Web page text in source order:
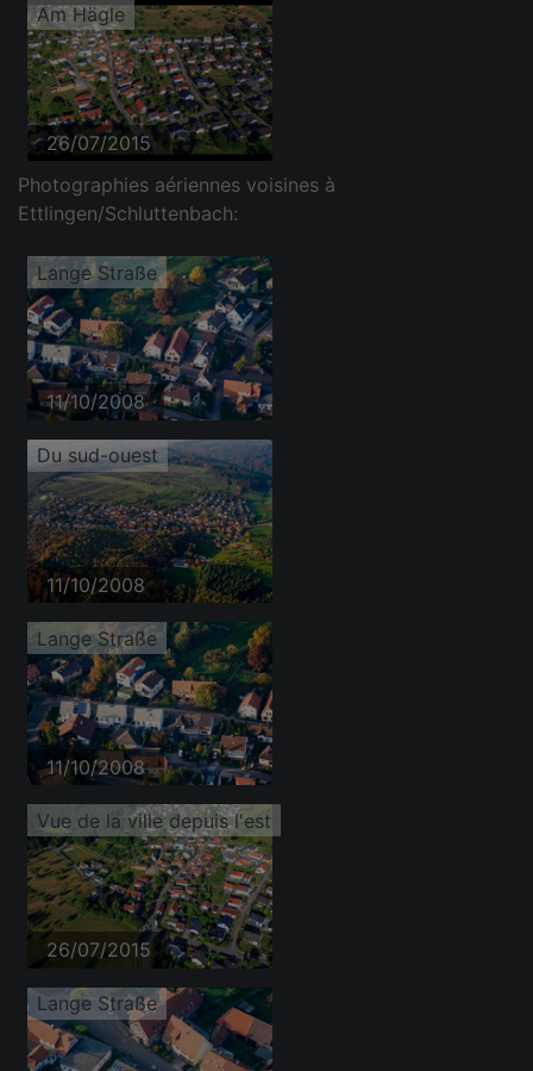
Am Hägle
26/07/2015
Photographies aériennes voisines à
Ettlingen/Schluttenbach:
Lange Straße
11/10/2008
Du sud-ouest
11/10/2008
Lange Straße
11/10/2008
Vue de la ville depuis l'est
26/07/2015
Lange Straße